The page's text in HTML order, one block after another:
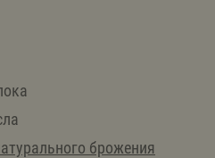
брожения